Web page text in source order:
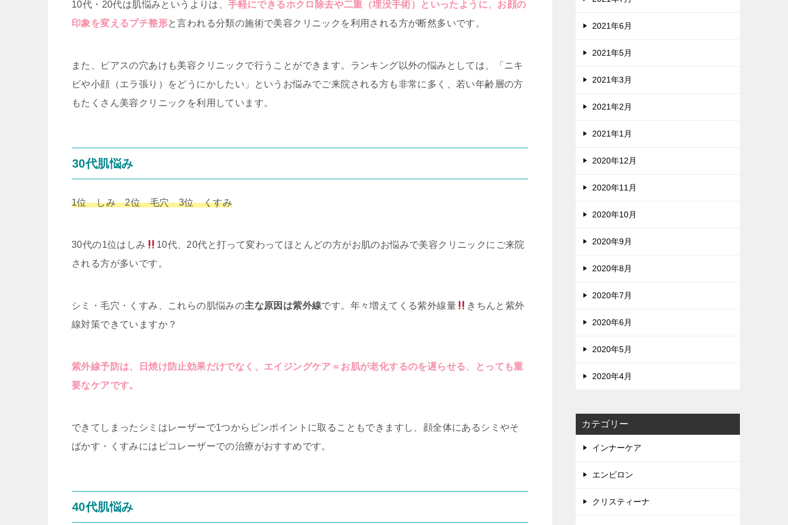
10代・20代は肌悩みというよりは、手軽にできるホクロ除去や二重（埋没手術）といったように、お顔の
印象を変えるプチ整形と言われる分類の施術で美容クリニックを利用される方が断然多いです。
また、ピアスの穴あけも美容クリニックで行うことができます。ランキング以外の悩みとしては、「ニキ
ビや小顔（エラ張り）をどうにかしたい」というお悩みでご来院される方も非常に多く、若い年齢層の方
もたくさん美容クリニックを利用しています。
30代肌悩み
1位 しみ 2位 毛穴 3位 くすみ
30代の1位はしみ
10代、20代と打って変わってほとんどの方がお肌のお悩みで美容クリニックにご来院
される方が多いです。
シミ・毛穴・くすみ、これらの肌悩みの主な原因は紫外線です。年々増えてくる紫外線量
きちんと紫外
線対策できていますか？
紫外線予防は、日焼け防止効果だけでなく、エイジングケア＝お肌が老化するのを遅らせる、とっても重
要なケアです。
できてしまったシミはレーザーで1つからピンポイントに取ることもできますし、顔全体にあるシミやそ
ばかす・くすみにはピコレーザーでの治療がおすすめです。
40代肌悩み
2021年6月
2021年5月
2021年3月
2021年2月
2021年1月
2020年12月
2020年11月
2020年10月
2020年9月
2020年8月
2020年7月
2020年6月
2020年5月
2020年4月
カテゴリー
インナーケア
エンビロン
クリスティーナ